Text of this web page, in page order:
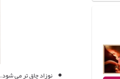
نوزاد چاق تر می شود.